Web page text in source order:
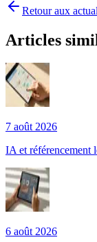
Retour aux
Articles
7 août 2026
IA et référencement
6 août 2026